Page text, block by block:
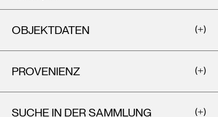
OBJEKTDATEN
PROVENIENZ
SUCHE IN DER SAMMLUNG